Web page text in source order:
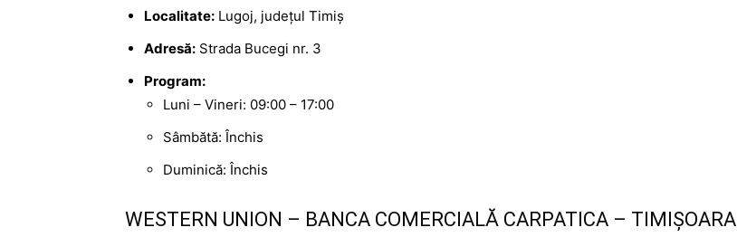
Localitate: Lugoj, județul Timiș
Adresă: Strada Bucegi nr. 3
Program:
Luni – Vineri: 09:00 – 17:00
Sâmbătă: Închis
Duminică: Închis
WESTERN UNION – BANCA COMERCIALĂ CARPATICA – TIMIȘOARA